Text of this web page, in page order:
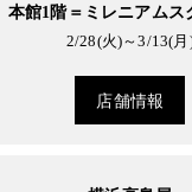
本館1階＝ミレニアムス
2/28(火)～3/13(月
店舗情報